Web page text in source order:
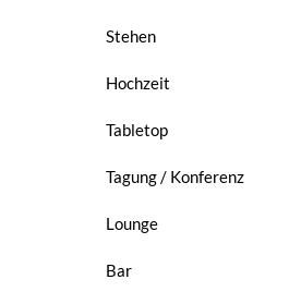
Stehen
Hochzeit
Tabletop
Tagung / Konferenz
Lounge
Bar